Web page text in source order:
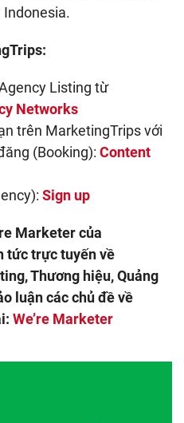
Listing từ
Networks
trên MarketingTrips với
(Booking): Content
Sign up
Marketer của
tức trực tuyến về
Thương hiệu, Quảng
luận các chủ đề về
We’re Marketer